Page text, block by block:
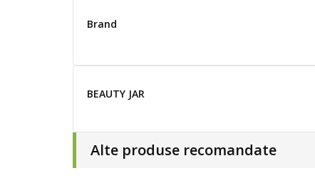
Brand
BEAUTY JAR
Alte produse recomandate